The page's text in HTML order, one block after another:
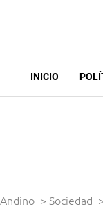
INICIO
> Sociedad >